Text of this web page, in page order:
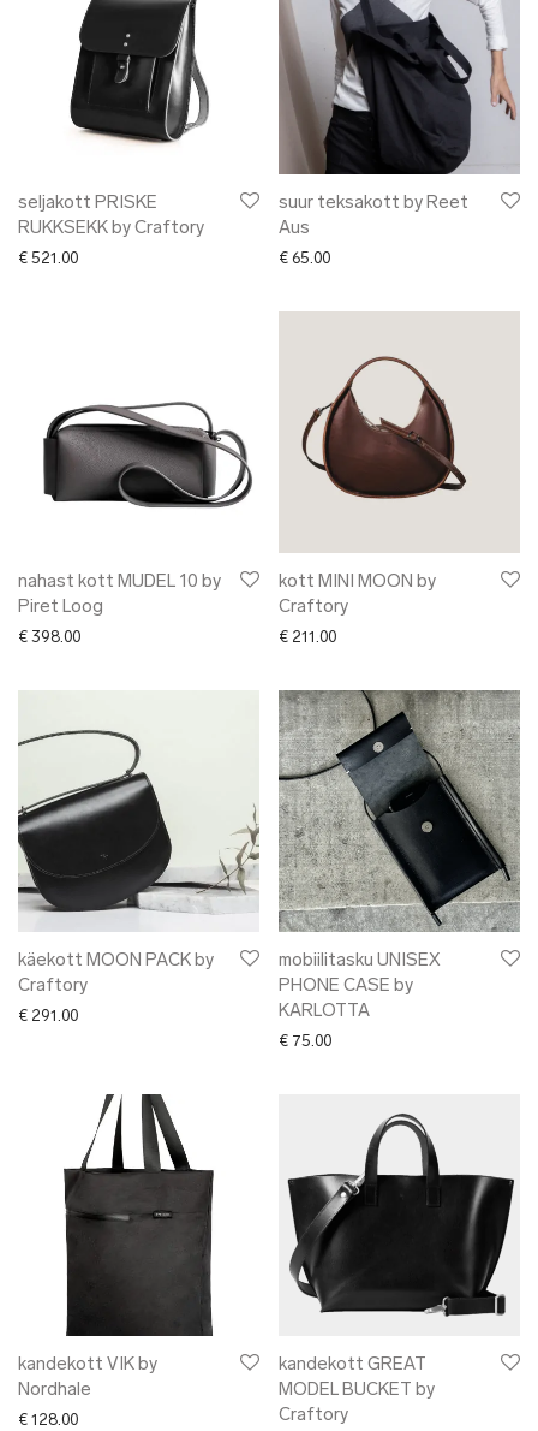
seljakott PRISKE
RUKKSEKK by Craftory
€ 521.00
suur teksakott by Reet
Aus
€ 65.00
nahast kott MUDEL 10 by
Piret Loog
€ 398.00
kott MINI MOON by
Craftory
€ 211.00
käekott MOON PACK by
Craftory
€ 291.00
mobiilitasku UNISEX
PHONE CASE by
KARLOTTA
€ 75.00
kandekott VIK by
Nordhale
€ 128.00
kandekott GREAT
MODEL BUCKET by
Craftory